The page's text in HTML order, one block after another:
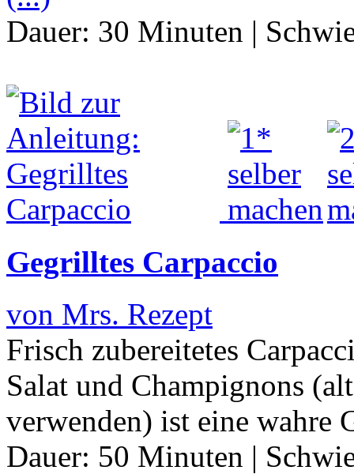
Dauer: 30 Minuten |
Gegrilltes Carpaccio
von Mrs. Rezept
Frisch zubereitetes
Salat und Champignons
verwenden) ist eine wahre
Dauer: 50 Minuten |